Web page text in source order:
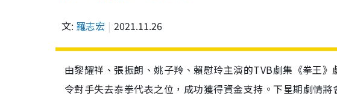
文: 羅志宏 2021.11.26
由黎耀祥、張振朗、姚子羚、賴慰玲主演的TVB劇集《拳王
令對手失去泰拳代表之位，成功獲得資金支持。下星期劇情